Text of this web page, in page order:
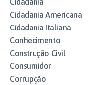
Cidadania
Cidadania Americana
Cidadania Italiana
Conhecimento
Construção Civil
Consumidor
Corrupção